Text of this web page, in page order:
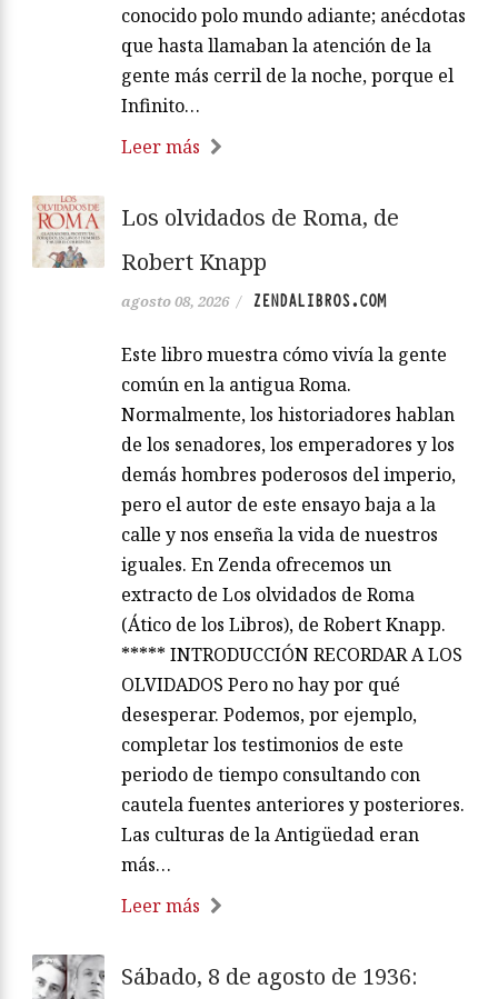
conocido polo mundo adiante; anécdotas
que hasta llamaban la atención de la
gente más cerril de la noche, porque el
Infinito…
Leer más
Los olvidados de Roma, de
Robert Knapp
agosto 08, 2026 / ZENDALIBROS.COM
Este libro muestra cómo vivía la gente
común en la antigua Roma.
Normalmente, los historiadores hablan
de los senadores, los emperadores y los
demás hombres poderosos del imperio,
pero el autor de este ensayo baja a la
calle y nos enseña la vida de nuestros
iguales. En Zenda ofrecemos un
extracto de Los olvidados de Roma
(Ático de los Libros), de Robert Knapp.
***** INTRODUCCIÓN RECORDAR A LOS
OLVIDADOS Pero no hay por qué
desesperar. Podemos, por ejemplo,
completar los testimonios de este
periodo de tiempo consultando con
cautela fuentes anteriores y posteriores.
Las culturas de la Antigüedad eran
más…
Leer más
Sábado, 8 de agosto de 1936: